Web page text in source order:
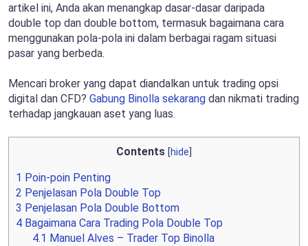
artikel ini, Anda akan menangkap dasar-dasar daripada
double top dan double bottom, termasuk bagaimana cara
menggunakan pola-pola ini dalam berbagai ragam situasi
pasar yang berbeda.
Mencari broker yang dapat diandalkan untuk trading opsi
digital dan CFD? Gabung Binolla sekarang dan nikmati trading
terhadap jangkauan aset yang luas.
Contents [hide
1 Poin-poin Penting
2 Penjelasan Pola Double Top
3 Penjelasan Pola Double Bottom
4 Bagaimana Cara Trading Pola Double Top
4.1 Manuel Alves – Trader Top Binolla